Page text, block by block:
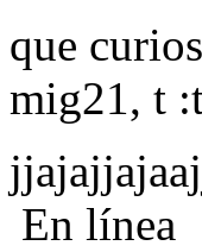
que
mig21, t
En línea